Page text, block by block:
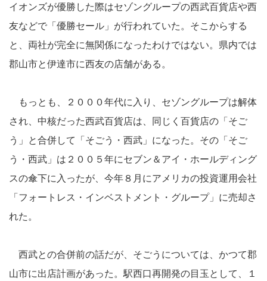
イオンズが優勝した際はセゾングループの西武百貨店や西
友などで「優勝セール」が行われていた。そこからする
と、両社が完全に無関係になったわけではない。県内では
郡山市と伊達市に西友の店舗がある。
もっとも、２０００年代に入り、セゾングループは解体
され、中核だった西武百貨店は、同じく百貨店の「そご
う」と合併して「そごう・西武」になった。その「そご
う・西武」は２００５年にセブン＆アイ・ホールディング
スの傘下に入ったが、今年８月にアメリカの投資運用会社
「フォートレス・インベストメント・グループ」に売却さ
れた。
西武との合併前の話だが、そごうについては、かつて郡
山市に出店計画があった。駅西口再開発の目玉として、１